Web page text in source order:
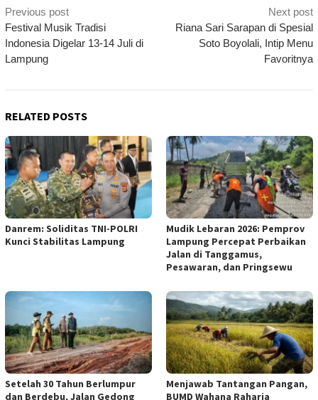
Post
navigation
Previous post
Festival Musik Tradisi
Indonesia Digelar 13-14 Juli di
Lampung
Next post
Riana Sari Sarapan di Spesial
Soto Boyolali, Intip Menu
Favoritnya
RELATED POSTS
Danrem: Soliditas TNI-POLRI
Kunci Stabilitas Lampung
Mudik Lebaran 2026: Pemprov
Lampung Percepat Perbaikan
Jalan di Tanggamus,
Pesawaran, dan Pringsewu
Setelah 30 Tahun Berlumpur
dan Berdebu, Jalan Gedong
Menjawab Tantangan Pangan,
BUMD Wahana Raharja